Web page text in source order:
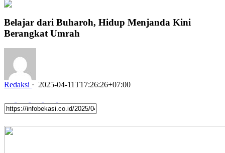
Belajar dari Buharoh, Hidup Menjanda Kini
Berangkat Umrah
Redaksi · 2025-04-11T17:26:26+07:00